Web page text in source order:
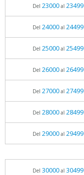
Del 23000al 23499
Del 24000al 24499
Del 25000al 25499
Del 26000al 26499
Del 27000al 27499
Del 28000al 28499
Del 29000al 29499
Del 30000al 30499